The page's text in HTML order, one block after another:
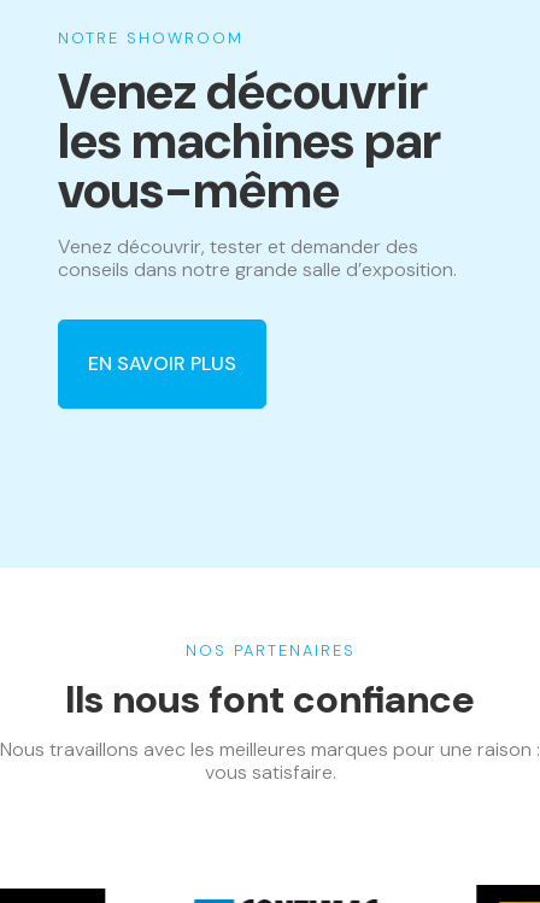
NOTRE SHOWROOM
Venez découvrir
les machines par
vous-même
Venez découvrir, tester et demander des
conseils dans notre grande salle d’exposition.
EN SAVOIR PLUS
NOS PARTENAIRES
Ils nous font confiance
Nous travaillons avec les meilleures marques pour une raison :
vous satisfaire.